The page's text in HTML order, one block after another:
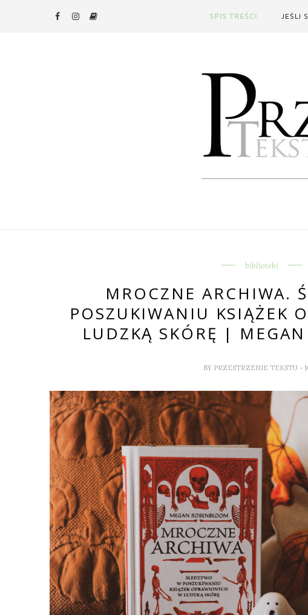
SPIS TREŚCI JEŚLI
biblioteki
MROCZNE ARCHIWA.
POSZUKIWANIU KSIĄŻEK
LUDZKĄ SKÓRĘ |
BY PRZESTRZENIE TEKSTU -